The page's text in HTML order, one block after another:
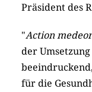
Präsident des
"Action medeor
der
für die